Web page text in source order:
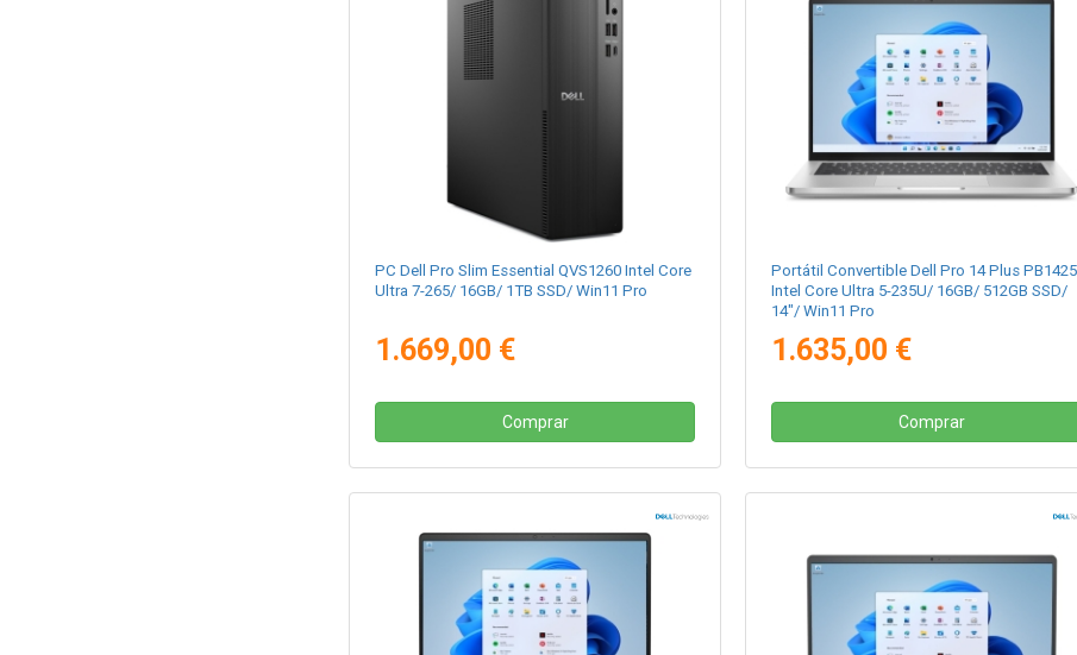
PC Dell Pro Slim Essential QVS1260 Intel Core
Ultra 7-265/ 16GB/ 1TB SSD/ Win11 Pro
1.669,00 €
Comprar
Portátil Convertible Dell Pro 14 Plus
Intel Core Ultra 5-235U/ 16GB/ 512GB SSD/
14"/ Win11 Pro
1.635,00 €
Comprar